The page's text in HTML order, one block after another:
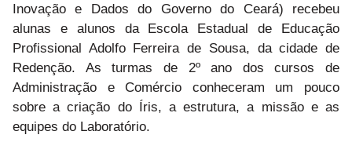
Inovação e Dados do Governo do Ceará) recebeu
alunas e alunos da Escola Estadual de Educação
Profissional Adolfo Ferreira de Sousa, da cidade de
Redenção. As turmas de 2º ano dos cursos de
Administração e Comércio conheceram um pouco
sobre a criação do Íris, a estrutura, a missão e as
equipes do Laboratório.